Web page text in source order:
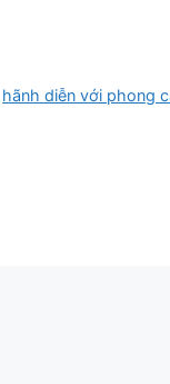
hãnh diễn với phong